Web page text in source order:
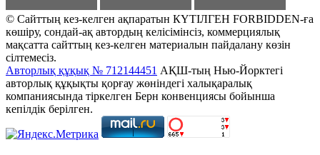
© Сайттың кез-келген ақпаратын КҮТІЛГЕН FORBIDDEN-ға
көшіру, сондай-ақ автордың келісімінсіз, коммерциялық
мақсатта сайттың кез-келген материалын пайдалану көзін
сілтемесіз.
Авторлық құқық № 712144451 АҚШ-тың Нью-Йорктегі
авторлық құқықты қорғау жөніндегі халықаралық
компаниясында тіркелген Берн конвенциясы бойынша
кепілдік берілген.